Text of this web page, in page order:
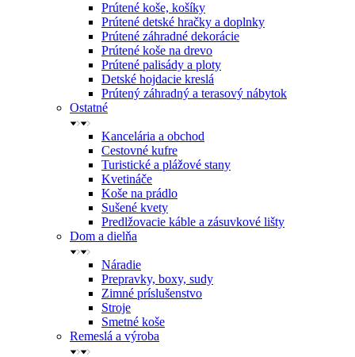
Prútené koše, košíky
Prútené detské hračky a doplnky
Prútené záhradné dekorácie
Prútené koše na drevo
Prútené palisády a ploty
Detské hojdacie kreslá
Prútený záhradný a terasový nábytok
Ostatné
Kancelária a obchod
Cestovné kufre
Turistické a plážové stany
Kvetináče
Koše na prádlo
Sušené kvety
Predlžovacie káble a zásuvkové lišty
Dom a dielňa
Náradie
Prepravky, boxy, sudy
Zimné príslušenstvo
Stroje
Smetné koše
Remeslá a výroba